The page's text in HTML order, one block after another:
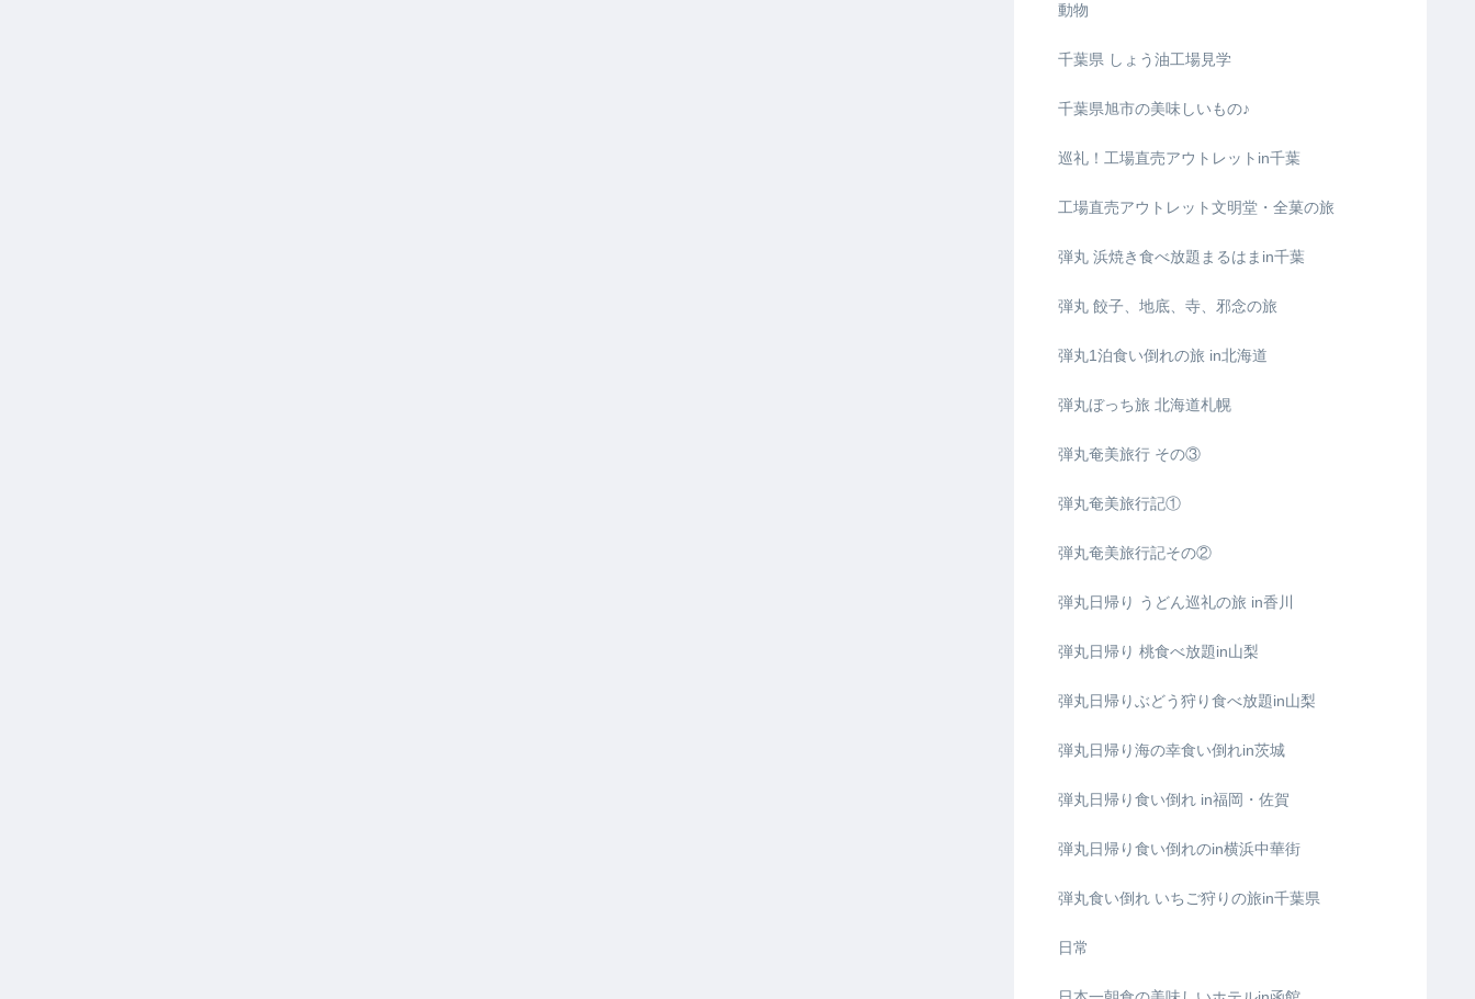
動物
千葉県 しょう油工場見学
千葉県旭市の美味しいもの♪
巡礼！工場直売アウトレットin千葉
工場直売アウトレット文明堂・全菓の旅
弾丸 浜焼き食べ放題まるはまin千葉
弾丸 餃子、地底、寺、邪念の旅
弾丸1泊食い倒れの旅 in北海道
弾丸ぼっち旅 北海道札幌
弾丸奄美旅行 その③
弾丸奄美旅行記①
弾丸奄美旅行記その②
弾丸日帰り うどん巡礼の旅 in香川
弾丸日帰り 桃食べ放題in山梨
弾丸日帰りぶどう狩り食べ放題in山梨
弾丸日帰り海の幸食い倒れin茨城
弾丸日帰り食い倒れ in福岡・佐賀
弾丸日帰り食い倒れのin横浜中華街
弾丸食い倒れ いちご狩りの旅in千葉県
日常